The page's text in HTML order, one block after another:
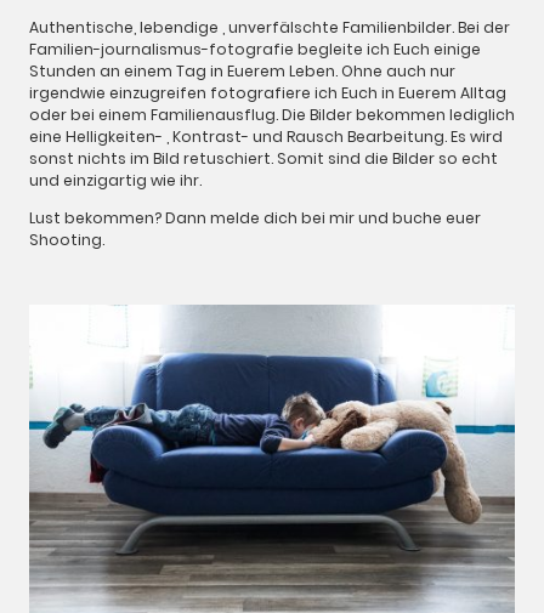
Authentische, lebendige , unverfälschte Familienbilder. Bei der
Familien-journalismus-fotografie begleite ich Euch einige
Stunden an einem Tag in Euerem Leben. Ohne auch nur
irgendwie einzugreifen fotografiere ich Euch in Euerem Alltag
oder bei einem Familienausflug. Die Bilder bekommen lediglich
eine Helligkeiten- , Kontrast- und Rausch Bearbeitung. Es wird
sonst nichts im Bild retuschiert. Somit sind die Bilder so echt
und einzigartig wie ihr.
Lust bekommen? Dann melde dich bei mir und buche euer
Shooting.